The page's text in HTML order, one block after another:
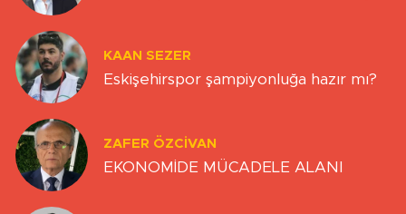
KAAN SEZER
Eskişehirspor şampiyonluğa hazır mı?
ZAFER ÖZCIVAN
EKONOMİDE MÜCADELE ALANI